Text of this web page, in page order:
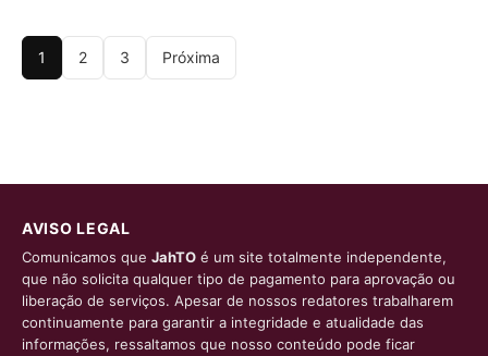
1 2 3 Próxima
AVISO LEGAL
Comunicamos que JahTO é um site totalmente independente,
que não solicita qualquer tipo de pagamento para aprovação ou
liberação de serviços. Apesar de nossos redatores trabalharem
continuamente para garantir a integridade e atualidade das
informações, ressaltamos que nosso conteúdo pode ficar